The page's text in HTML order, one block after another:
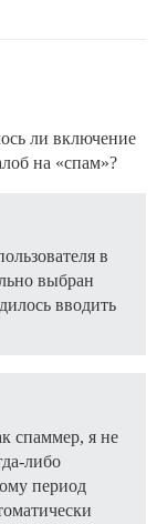
ли включение
на «спам»?
в
выбран
вводить
спаммер, я не
либо
период